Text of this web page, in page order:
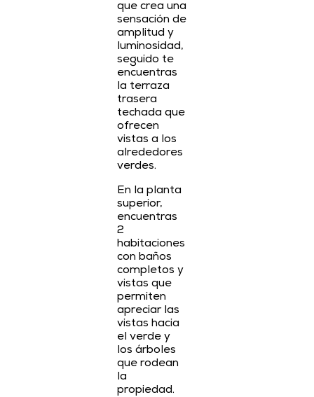
que crea una
sensación de
amplitud y
luminosidad,
seguido te
encuentras
la terraza
trasera
techada que
ofrecen
vistas a los
alrededores
verdes.
En la planta
superior,
encuentras
2
habitaciones
con baños
completos y
vistas que
permiten
apreciar las
vistas hacia
el verde y
los árboles
que rodean
la
propiedad.